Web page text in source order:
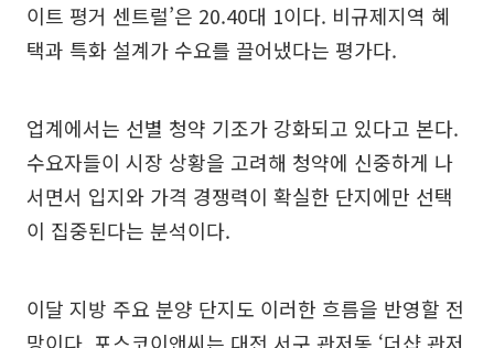
이트 평거 센트럴’은 20.40대 1이다. 비규제지역 혜
택과 특화 설계가 수요를 끌어냈다는 평가다.
업계에서는 선별 청약 기조가 강화되고 있다고 본다.
수요자들이 시장 상황을 고려해 청약에 신중하게 나
서면서 입지와 가격 경쟁력이 확실한 단지에만 선택
이 집중된다는 분석이다.
이달 지방 주요 분양 단지도 이러한 흐름을 반영할 전